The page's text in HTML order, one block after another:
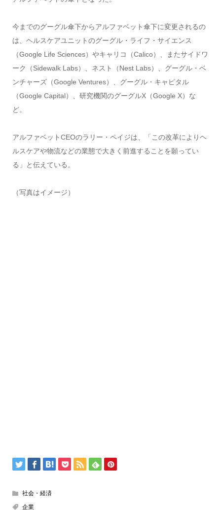
今までのグーグル傘下からアルファベット傘下に変更されるの
は、ヘルスケアユニットのグーグル・ライフ・サイエンス
（Google Life Sciences）やキャリコ（Calico）、またサイドワ
ーク（Sidewalk Labs）、ネスト（Nest Labs）、グーグル・ベ
ンチャーズ（Google Ventures）、グーグル・キャピタル
（Google Capital）、研究機関のグーグルX（Google X）な
ど。
アルファベットCEOのラリー・ペイジは、「この改革によりヘ
ルスケアや物流などの業態で大きく前進することを願ってい
る」と伝えている。
（写真はイメージ）
社会・経済
企業